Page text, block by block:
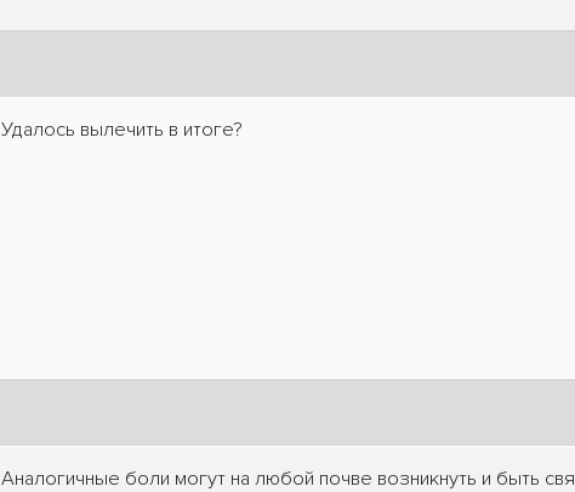
Удалось вылечить в итоге?
Аналогичные боли могут на любой почве возникнуть и быть